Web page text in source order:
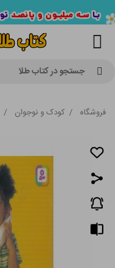
جستجو در کتاب طلا
فروشگاه / کودک و نوجوان /